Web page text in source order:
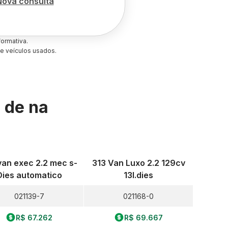
veículos usados.
de na
exec 2.2 mec s-
automatico
021139-7
R$ 67.262
313 Van Luxo 2.2 129cv
13l.dies
021168-0
R$ 69.667